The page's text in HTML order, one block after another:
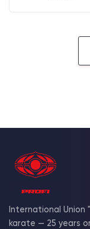
International Union
karate — 25 years